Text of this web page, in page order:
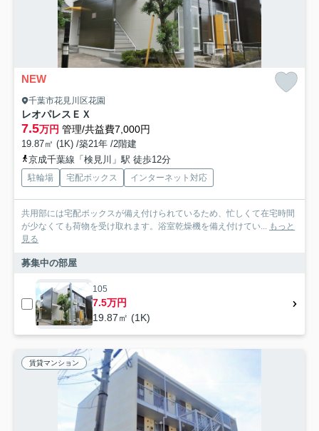
NEW
千葉市花見川区花園
レオパレスＥＸ
7.5万円 管理/共益費7,000円
19.87㎡ (1K) /築21年 /2階建
京成千葉線「検見川」駅 徒歩12分
駐輪場 宅配ボックス インターネット対応
共用部には宅配ボックスが備え付けられているため、忙しくて在宅時間
が少なくても荷物を受け取れます。浴室乾燥機を備え付けてい... もっと
見る
募集中の部屋
105
7.5万円
19.87㎡ (1K)
賃貸マンション